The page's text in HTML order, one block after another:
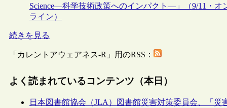
Science―科学技術政策へのインパクト―」（9/11・オ
ライン）
続きを見る
「カレントアウェアネス-R」用のRSS：
よく読まれているコンテンツ（本日）
日本図書館協会（JLA）図書館災害対策委員会、「災